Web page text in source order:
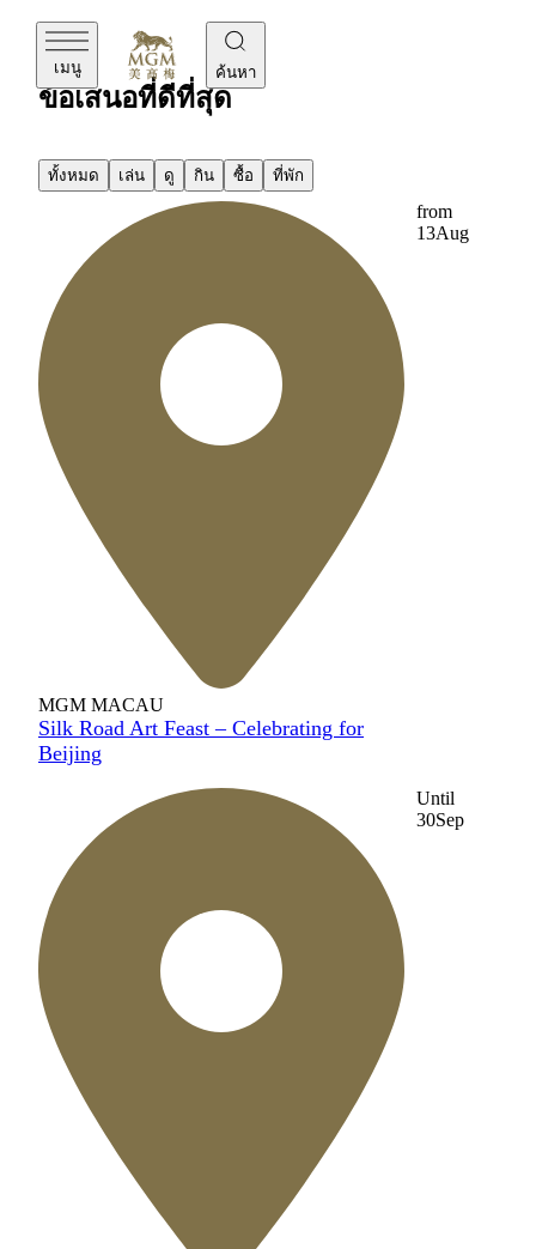
เมนู ค้นหา
MGM
ข้อเสนอที่ดีที่สุด
ทั้งหมด เล่น ดู กิน ซื้อ ที่พัก
MGM MACAU
Silk Road Art Feast – Celebrating for
Beijing
from
13Aug
Until
30Sep